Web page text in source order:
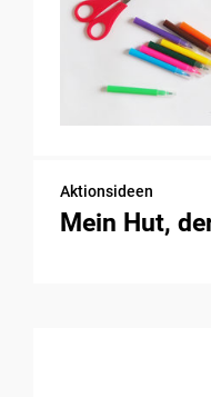
Aktionsideen
Mein Hut,